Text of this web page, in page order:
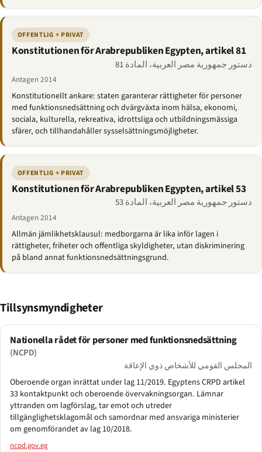
OFFENTLIG + PRIVAT
Konstitutionen för Arabrepubliken Egypten, artikel 81
دستور جمهورية مصر العربية، المادة 81
Antagen 2014
Konstitutionellt ankare: staten garanterar rättigheter för personer
med funktionsnedsättning och dvärgväxta inom hälsa, ekonomi,
sociala, kulturella, rekreativa, idrottsliga och utbildningsmässiga
sfärer, och tillhandahåller sysselsättningsmöjligheter.
OFFENTLIG + PRIVAT
Konstitutionen för Arabrepubliken Egypten, artikel 53
دستور جمهورية مصر العربية، المادة 53
Antagen 2014
Allmän jämlikhetsklausul: medborgarna är lika inför lagen i
rättigheter, friheter och offentliga skyldigheter, utan diskriminering
på bland annat funktionsnedsättningsgrund.
Tillsynsmyndigheter
Nationella rådet för personer med funktionsnedsättning
(NCPD)
المجلس القومي للأشخاص ذوي الإعاقة
Oberoende organ inrättat under lag 11/2019. Egyptens CRPD artikel
33 kontaktpunkt och oberoende övervakningsorgan. Lämnar
yttranden om lagförslag, tar emot och utreder
tillgänglighetsklagomål och samordnar med ansvariga ministerier
om genomförandet av lag 10/2018.
ncpd.gov.eg